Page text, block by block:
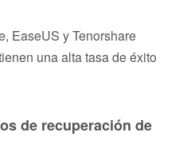
EaseUS y Tenorshare
una alta tasa de éxito
de recuperación de